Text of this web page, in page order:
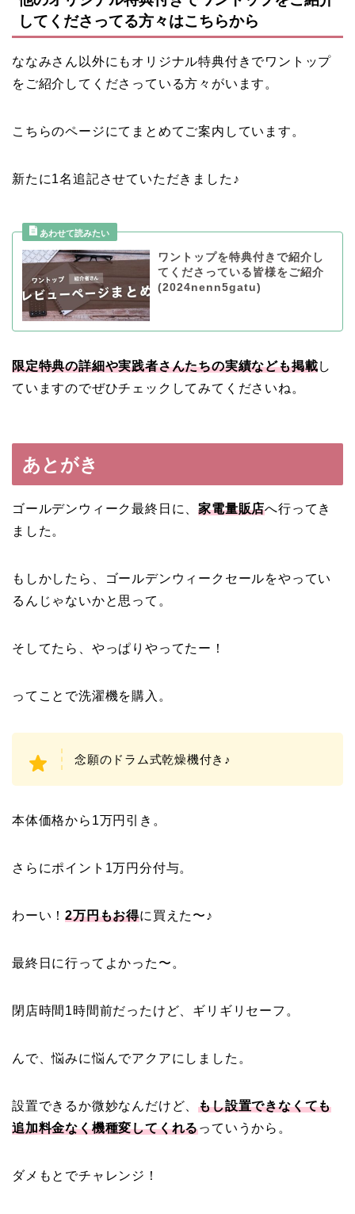
してくださってる方々はこちらから
ななみさん以外にもオリジナル特典付きでワントップ
をご紹介してくださっている方々がいます。
こちらのページにてまとめてご案内しています。
新たに1名追記させていただきました♪
ワントップを特典付きで紹介し
てくださっている皆様をご紹介
(2024nenn5gatu)
限定特典の詳細や実践者さんたちの実績なども掲載し
ていますのでぜひチェックしてみてくださいね。
あとがき
ゴールデンウィーク最終日に、家電量販店へ行ってき
ました。
もしかしたら、ゴールデンウィークセールをやってい
るんじゃないかと思って。
そしてたら、やっぱりやってたー！
ってことで洗濯機を購入。
念願のドラム式乾燥機付き♪
本体価格から1万円引き。
さらにポイント1万円分付与。
わーい！2万円もお得に買えた〜♪
最終日に行ってよかった〜。
閉店時間1時間前だったけど、ギリギリセーフ。
んで、悩みに悩んでアクアにしました。
設置できるか微妙なんだけど、もし設置できなくても
追加料金なく機種変してくれるっていうから。
ダメもとでチャレンジ！